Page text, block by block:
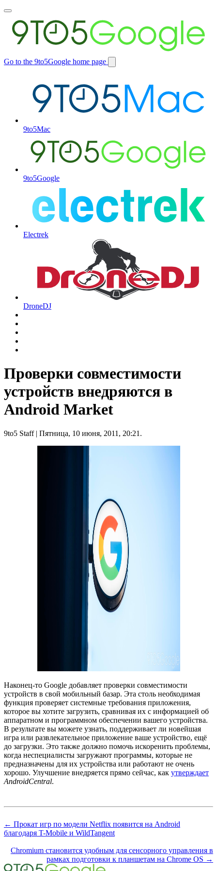
Toggle
main
menu
Go to the 9to5Google home page
Switch
9to5Mac
9to5Google
Electrek
DroneDJ
Проверки совместимости
устройств внедряются в
Android Market
9to5 Staff| Пятница, 10 июня, 2011, 20:21.
Наконец-то Google добавляет проверки совместимости
устройств в свой мобильный базар. Эта столь необходимая
функция проверяет системные требования приложения,
которое вы хотите загрузить, сравнивая их с информацией об
аппаратном и программном обеспечении вашего устройства.
В результате вы можете узнать, поддерживает ли новейшая
игра или развлекательное приложение ваше устройство, ещё
до загрузки. Это также должно помочь искоренить проблемы,
когда неспециалисты загружают программы, которые не
предназначены для их устройства или работают не очень
хорошо. Улучшение внедряется прямо сейчас, как утверждает
AndroidCentral.
← Прокат игр по модели Netflix появится на Android
благодаря T-Mobile и WildTangent
Chromium становится удобным для сенсорного управления в
рамках подготовки к планшетам на Chrome OS →